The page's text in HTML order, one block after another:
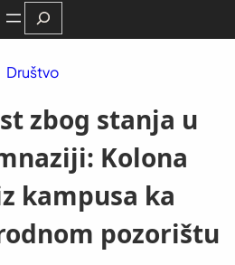
Search
Društvo
zbog stanja u
Kolona
kampusa ka
pozorištu